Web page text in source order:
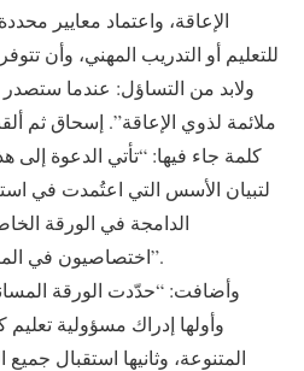
الإعاقة، واعتماد معايير
للتعليم أو التدريب المهني، وأن
ولابد من التساؤل: عندما
ملائمة لذوي الإعاقة”. إسحاق ثم
كلمة جاء فيها: “تأتي الدعوة إلى
لتبيان الأسس التي اعتُمدت في
الدامجة في الورقة
اختصاصيون في المركز التربوي للبحوث والإنماء”.
وأضافت: “حدّدت الورقة
وأولها إدراك مسؤولية تعليم
المتنوعة، وثانيها استقبال جميع